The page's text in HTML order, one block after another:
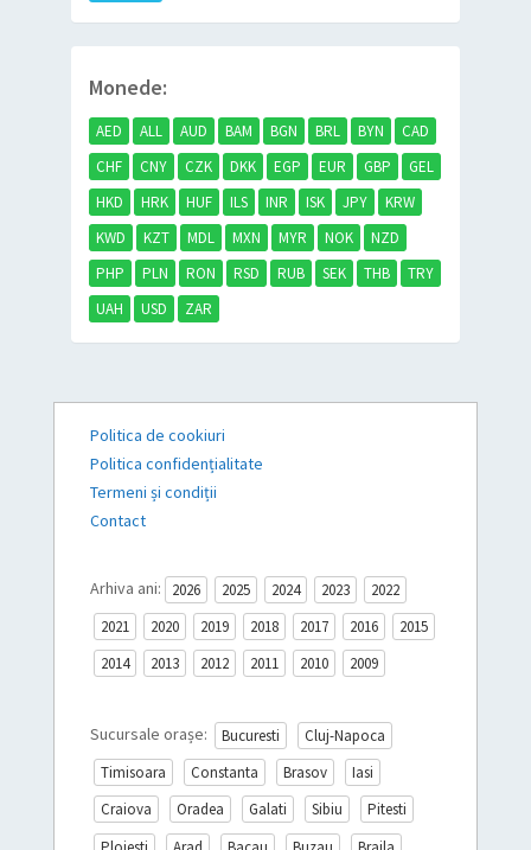
Monede:
AED ALL AUD BAM BGN BRL BYN
CAD
CHF
CNY CZK DKK EGP EUR GBP
GEL
HKD
HRK HUF ILS INR ISK JPY
KRW
KWD
KZT MDL MXN MYR NOK
NZD
PHP
PLN RON RSD RUB SEK THB
TRY
UAH
USD ZAR
Politica de cookiuri
Politica confidențialitate
Termeni și condiții
Contact
Arhiva ani: 2026 2025 2024 2023
2022
2021
2020 2019 2018 2017 2016
2015
2014
2013 2012 2011 2010 2009
Sucursale orașe: Bucuresti
Cluj-Napoca
Timisoara
Constanta Brasov
Iasi
Craiova
Oradea Galati Sibiu
Pitesti